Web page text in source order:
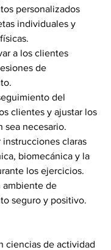
personalizados
individuales y
a los clientes
de
del
clientes y ajustar los
sea necesario.
instrucciones claras
biomecánica y la
los ejercicios.
ambiente de
seguro y positivo.
ciencias de actividad